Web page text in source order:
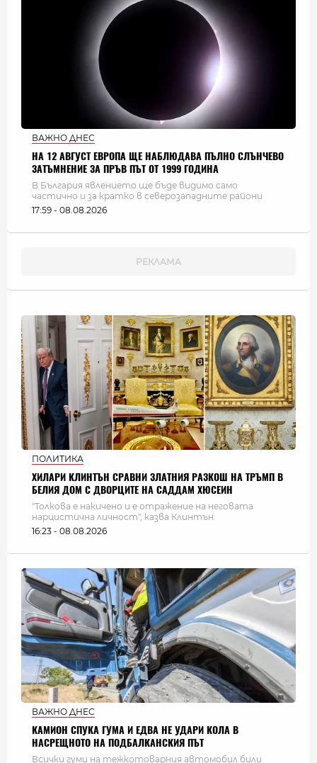
ВАЖНО ДНЕС
НА 12 АВГУСТ ЕВРОПА ЩЕ НАБЛЮДАВА ПЪЛНО СЛЪНЧЕВО
ЗАТЪМНЕНИЕ ЗА ПРЪВ ПЪТ ОТ 1999 ГОДИНА
В България явлението ще бъде видимо само
частично и за кратко в северозападните райони
17:59 - 08.08.2026
ПОЛИТИКА
ХИЛАРИ КЛИНТЪН СРАВНИ ЗЛАТНИЯ РАЗКОШ НА ТРЪМП В
БЕЛИЯ ДОМ С ДВОРЦИТЕ НА САДДАМ ХЮСЕИН
"Толкова е накичено и е отражение на неговата
нарцистична личност", казва Клинтън
16:23 - 08.08.2026
ВАЖНО ДНЕС
КАМИОН СПУКА ГУМА И ЕДВА НЕ УДАРИ КОЛА В
НАСРЕЩНОТО НА ПОДБАЛКАНСКИЯ ПЪТ
Всички гуми на тежкотоварния автомобил били